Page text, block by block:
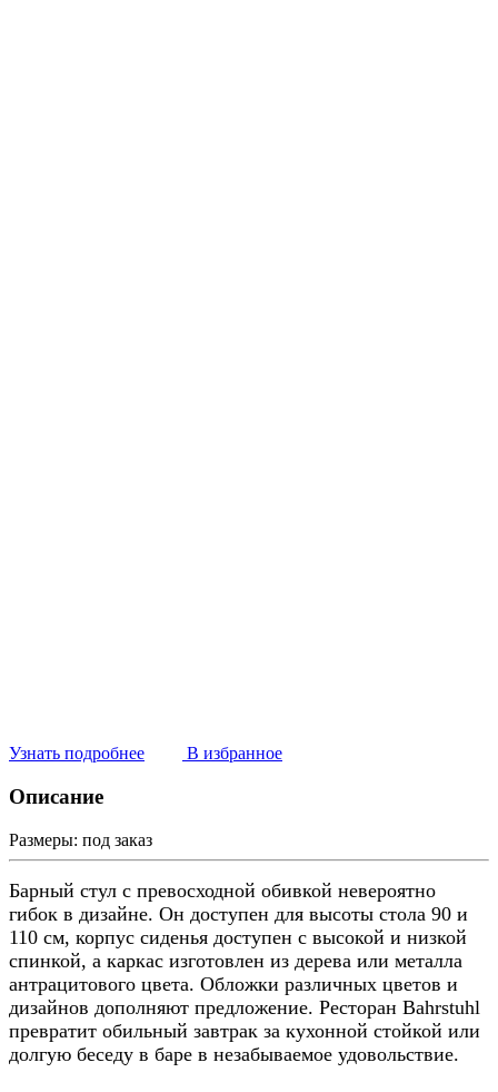
Узнать подробнее В избранное
Описание
Размеры: под заказ
Барный стул с превосходной обивкой невероятно
гибок в дизайне. Он доступен для высоты стола 90 и
110 см, корпус сиденья доступен с высокой и низкой
спинкой, а каркас изготовлен из дерева или металла
антрацитового цвета. Обложки различных цветов и
дизайнов дополняют предложение. Ресторан Bahrstuhl
превратит обильный завтрак за кухонной стойкой или
долгую беседу в баре в незабываемое удовольствие.